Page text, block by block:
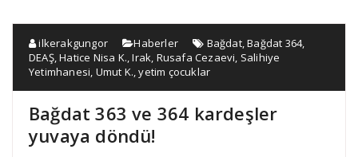
ilkerakgungor Haberler Bağdat,Bağdat 364,
DEAŞ,Hatice Nisa K.,Irak, Rusafa Cezaevi, Salihiye
Yetimhanesi, Umut K.,yetim çocuklar
Bağdat 363 ve 364 kardeşler
yuvaya döndü!